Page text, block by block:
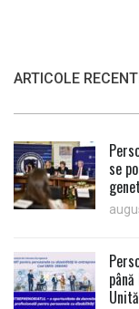
ARTICOLE
se